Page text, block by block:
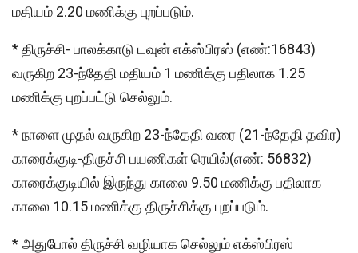
மதியம் 2.20 மணிக்கு புறப்படும்.
* திருச்சி- பாலக்காடு டவுன் எக்ஸ்பிரஸ் (எண்:16843)
வருகிற 23-ந்தேதி மதியம் 1 மணிக்கு பதிலாக 1.25
மணிக்கு புறப்பட்டு செல்லும்.
* நாளை முதல் வருகிற 23-ந்தேதி வரை (21-ந்தேதி தவிர)
காரைக்குடி-திருச்சி பயணிகள் ரெயில்(எண்: 56832)
காரைக்குடியில் இருந்து காலை 9.50 மணிக்கு பதிலாக
காலை 10.15 மணிக்கு திருச்சிக்கு புறப்படும்.
* அதுபோல் திருச்சி வழியாக செல்லும் எக்ஸ்பிரஸ்